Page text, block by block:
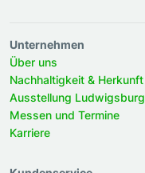
Unternehmen
Über uns
Nachhaltigkeit & Herkunft
Ausstellung Ludwigsburg
Messen und Termine
Karriere